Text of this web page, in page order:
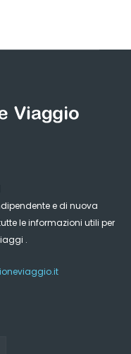
e di nuova
le informazioni utili per
.